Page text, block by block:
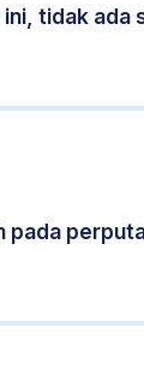
tidak
pada